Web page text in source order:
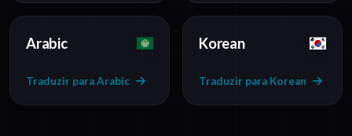
Arabic
Traduzir para Arabic
Korean
Traduzir para Korean